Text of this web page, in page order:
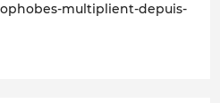
multiplient-depuis-